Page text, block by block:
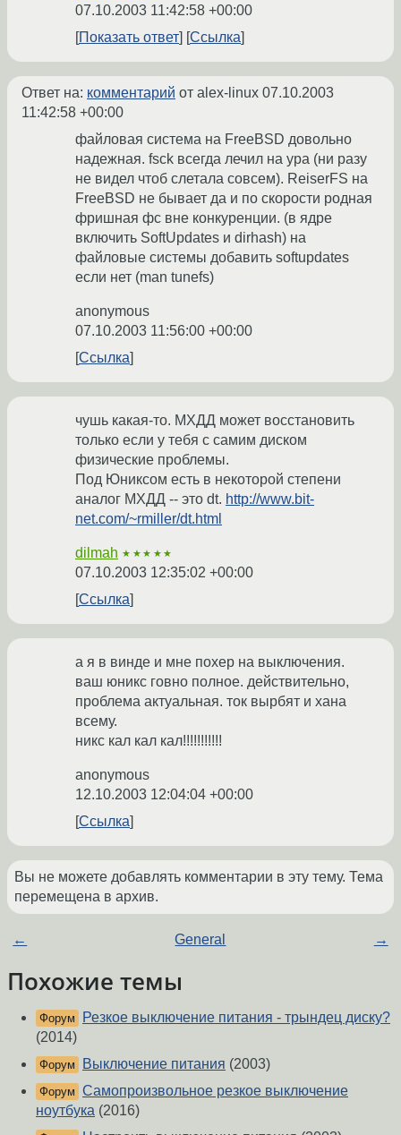
07.10.2003 11:42:58 +00:00
Показать ответ
Ссылка
Ответ на: комментарий от alex-linux 07.10.2003
11:42:58 +00:00
файловая система на FreeBSD довольно
надежная. fsck всегда лечил на ура (ни разу
не видел чтоб слетала совсем). ReiserFS на
FreeBSD не бывает да и по скорости родная
фришная фс вне конкуренции. (в ядре
включить SoftUpdates и dirhash) на
файловые системы добавить softupdates
если нет (man tunefs)
anonymous
07.10.2003 11:56:00 +00:00
Ссылка
чушь какая-то. МХДД может восстановить
только если у тебя с самим диском
физические проблемы.
Под Юниксом есть в некоторой степени
аналог МХДД -- это dt. http://www.bit-
net.com/~rmiller/dt.html
dilmah ★★★★★
07.10.2003 12:35:02 +00:00
Ссылка
а я в винде и мне похер на выключения.
ваш юникс говно полное. действительно,
проблема актуальная. ток вырбят и хана
всему.
никс кал кал кал!!!!!!!!!!!
anonymous
12.10.2003 12:04:04 +00:00
Ссылка
Вы не можете добавлять комментарии в эту тему. Тема
перемещена в архив.
← General →
Похожие темы
Форум
Резкое выключение питания - трындец диску?
(2014)
Форум Выключение питания (2003)
Форум Самопроизвольное резкое выключение
ноутбука (2016)